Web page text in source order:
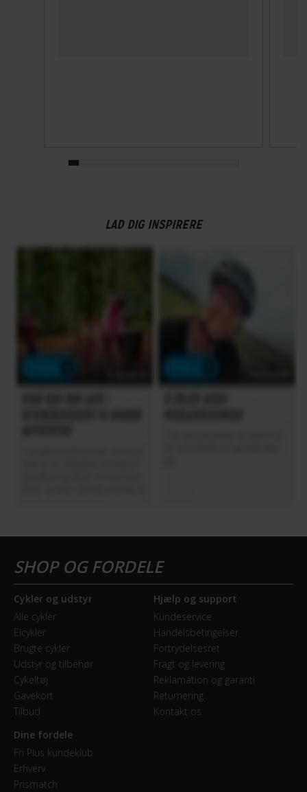
LAD DIG INSPIRERE
Cykler og udstyr
Alle cykler
Elcykler
Brugte cykler
Udstyr og tilbehør
Cykeltøj
Gavekort
Tilbud
Hjælp og support
Kundeservice
Handelsbetingelser
Fortrydelsesret
Fragt og levering
Reklamation og garanti
Returnering
Kontakt os
Dine fordele
Fri Plus kundeklub
Erhverv
Prismatch